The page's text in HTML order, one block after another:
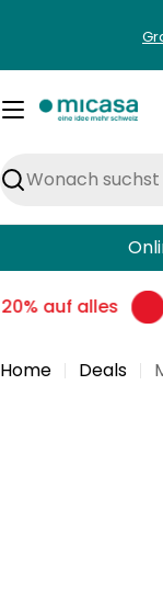
springen
Suchen
auf alles
Home Deals